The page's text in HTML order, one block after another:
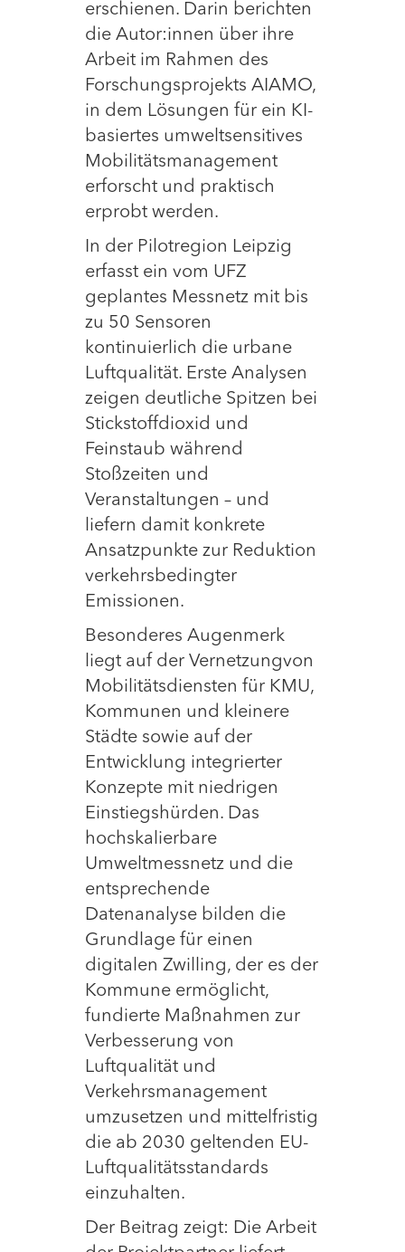
erschienen. Darin berichten
die Autor:innen über ihre
Arbeit im Rahmen des
Forschungsprojekts AIAMO,
in dem Lösungen für ein KI-
basiertes umweltsensitives
Mobilitätsmanagement
erforscht und praktisch
erprobt werden.
In der Pilotregion Leipzig
erfasst ein vom UFZ
geplantes Messnetz mit bis
zu 50 Sensoren
kontinuierlich die urbane
Luftqualität. Erste Analysen
zeigen deutliche Spitzen bei
Stickstoffdioxid und
Feinstaub während
Stoßzeiten und
Veranstaltungen – und
liefern damit konkrete
Ansatzpunkte zur Reduktion
verkehrsbedingter
Emissionen.
Besonderes Augenmerk
liegt auf der Vernetzungvon
Mobilitätsdiensten für KMU,
Kommunen und kleinere
Städte sowie auf der
Entwicklung integrierter
Konzepte mit niedrigen
Einstiegshürden. Das
hochskalierbare
Umweltmessnetz und die
entsprechende
Datenanalyse bilden die
Grundlage für einen
digitalen Zwilling, der es der
Kommune ermöglicht,
fundierte Maßnahmen zur
Verbesserung von
Luftqualität und
Verkehrsmanagement
umzusetzen und mittelfristig
die ab 2030 geltenden EU-
Luftqualitätsstandards
einzuhalten.
Der Beitrag zeigt: Die Arbeit